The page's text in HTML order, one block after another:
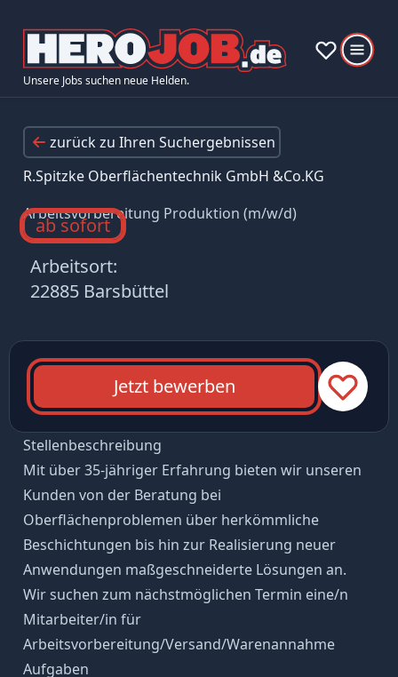
Unsere Jobs suchen neue Helden.
zurück zu Ihren Suchergebnissen
R.Spitzke Oberflächentechnik GmbH &Co.KG
Arbeitsvorbereitung Produktion (m/w/d)
ab sofort
Arbeitsort:
22885 Barsbüttel
Jetzt bewerben
Stellenbeschreibung
Mit über 35-jähriger Erfahrung bieten wir unseren
Kunden von der Beratung bei
Oberflächenproblemen über herkömmliche
Beschichtungen bis hin zur Realisierung neuer
Anwendungen maßgeschneiderte Lösungen an.
Wir suchen zum nächstmöglichen Termin eine/n
Mitarbeiter/in für
Arbeitsvorbereitung/Versand/Warenannahme
Aufgaben